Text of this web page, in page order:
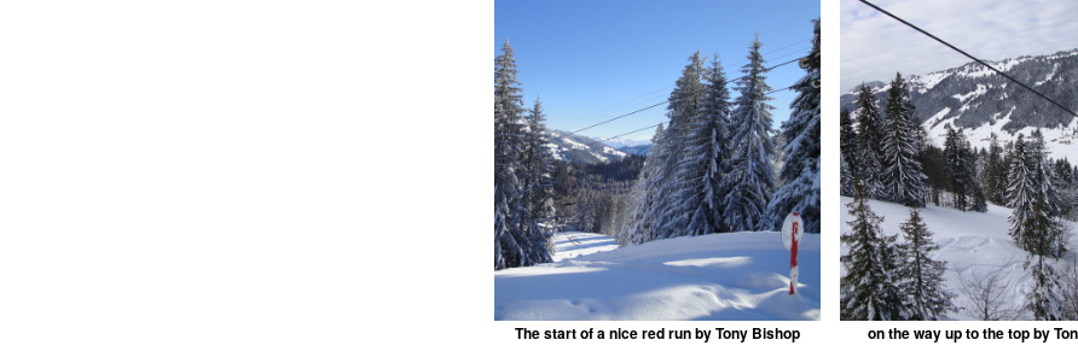
The start of a nice red run by Tony Bishop on the way up to the top by